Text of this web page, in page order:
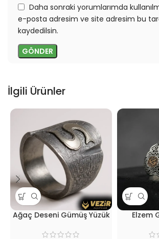
Daha sonraki yorumlarımda
e-posta adresim ve site adresim bu
kaydedilsin.
İlgili Ürünler
Ağaç Deseni Gümüş Yüzük Elzem